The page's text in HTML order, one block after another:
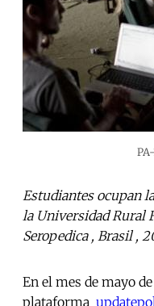
Estudiantes ocupan
la Universidad Rural
Seropedica , Brasil ,
En el mes de mayo
plataforma